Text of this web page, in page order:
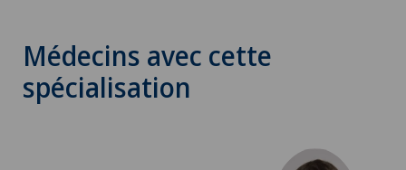
Médecins avec cette
spécialisation